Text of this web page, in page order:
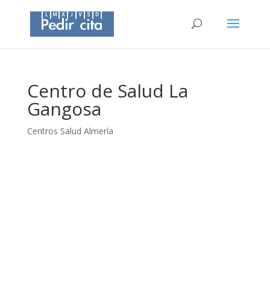
Centro de Salud La
Gangosa
Centros Salud Almería